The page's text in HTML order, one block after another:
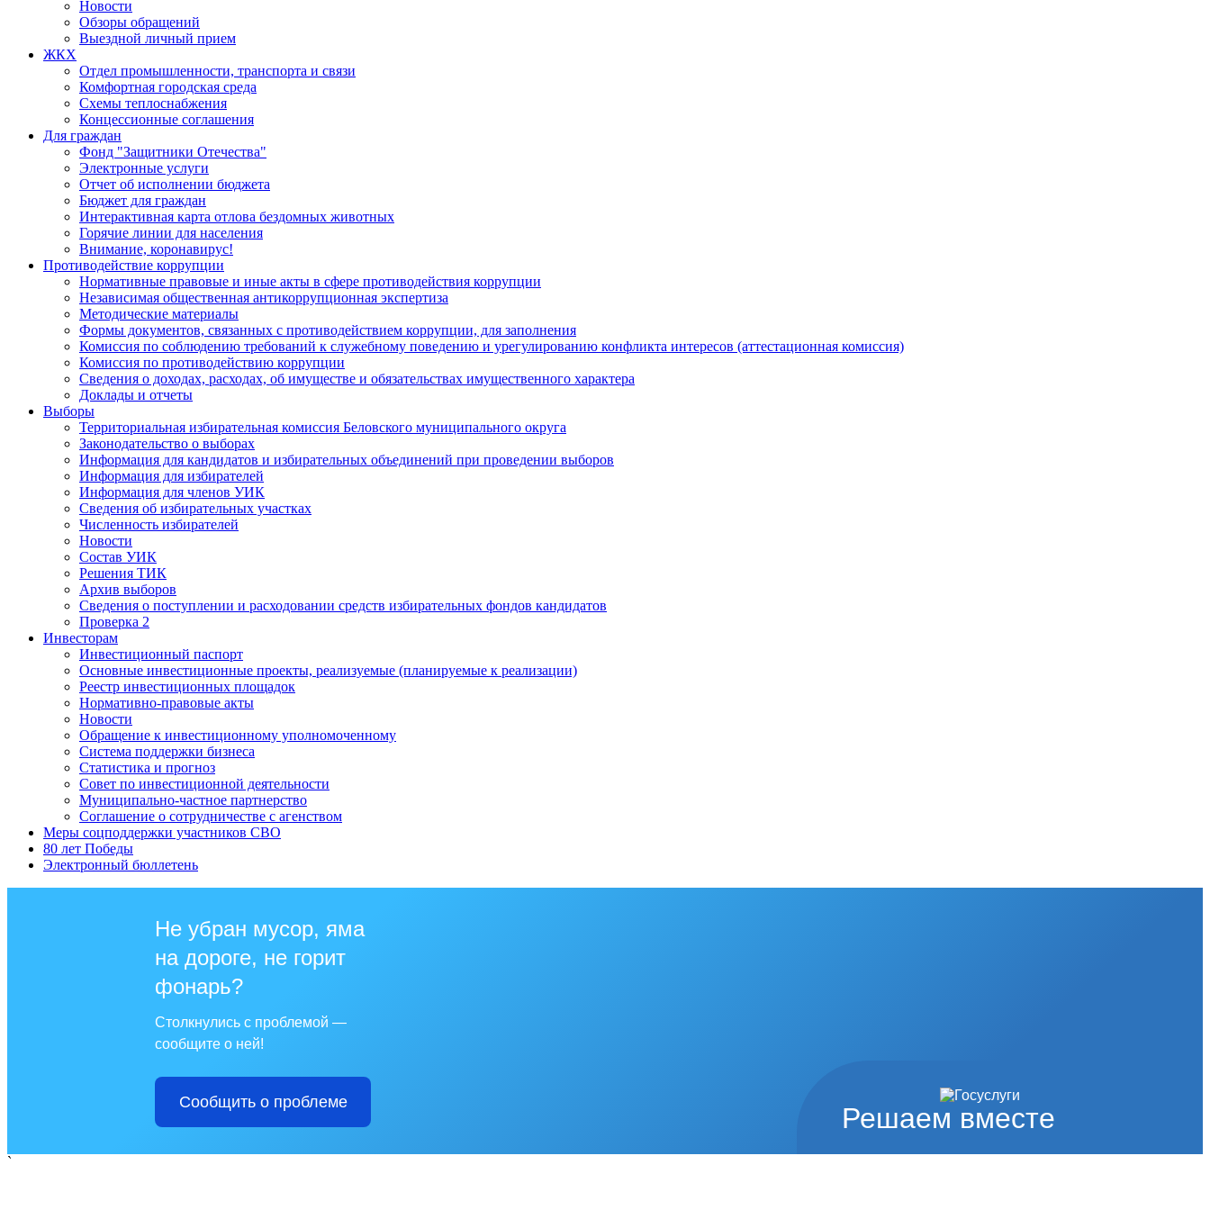
Новости
Обзоры обращений
Выездной личный прием
ЖКХ
Отдел промышленности, транспорта и связи
Комфортная городская среда
Схемы теплоснабжения
Концессионные соглашения
Для граждан
Фонд "Защитники Отечества"
Электронные услуги
Отчет об исполнении бюджета
Бюджет для граждан
Интерактивная карта отлова бездомных животных
Горячие линии для населения
Внимание, коронавирус!
Противодействие коррупции
Нормативные правовые и иные акты в сфере противодействия коррупции
Независимая общественная антикоррупционная экспертиза
Методические материалы
Формы документов, связанных с противодействием коррупции, для заполнения
Комиссия по соблюдению требований к служебному поведению и урегулированию конфликта интересов (аттестационная комиссия)
Комиссия по противодействию коррупции
Сведения о доходах, расходах, об имуществе и обязательствах имущественного характера
Доклады и отчеты
Выборы
Территориальная избирательная комиссия Беловского муниципального округа
Законодательство о выборах
Информация для кандидатов и избирательных объединений при проведении выборов
Информация для избирателей
Информация для членов УИК
Сведения об избирательных участках
Численность избирателей
Новости
Состав УИК
Решения ТИК
Архив выборов
Сведения о поступлении и расходовании средств избирательных фондов кандидатов
Проверка 2
Инвесторам
Инвестиционный паспорт
Основные инвестиционные проекты, реализуемые (планируемые к реализации)
Реестр инвестиционных площадок
Нормативно-правовые акты
Новости
Обращение к инвестиционному уполномоченному
Система поддержки бизнеса
Статистика и прогноз
Совет по инвестиционной деятельности
Муниципально-частное партнерство
Соглашение о сотрудничестве с агенством
Меры соцподдержки участников СВО
80 лет Победы
Электронный бюллетень
Решаем вместе
Не убран мусор, яма
на дороге, не горит
фонарь?
Столкнулись с проблемой —
сообщите о ней!
Сообщить о проблеме
`